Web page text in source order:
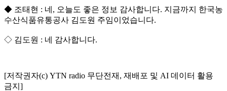
◆ 조태현 : 네, 오늘도 좋은 정보 감사합니다. 지금까지 한국농
수산식품유통공사 김도원 주임이었습니다.
◇ 김도원 : 네 감사합니다.
[저작권자(c) YTN radio 무단전재, 재배포 및 AI 데이터 활용
금지]